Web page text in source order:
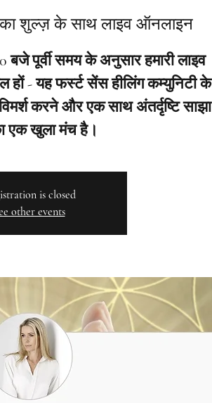
शुल्ज़ के साथ लाइव ऑनलाइन
बजे पूर्वी समय के अनुसार हमारी लाइव
हों - यह फर्स्ट सेंस हीलिंग कम्युनिटी के
करने और एक साथ अंतर्दृष्टि साझा
एक खुला मंच है।
is closed
other events